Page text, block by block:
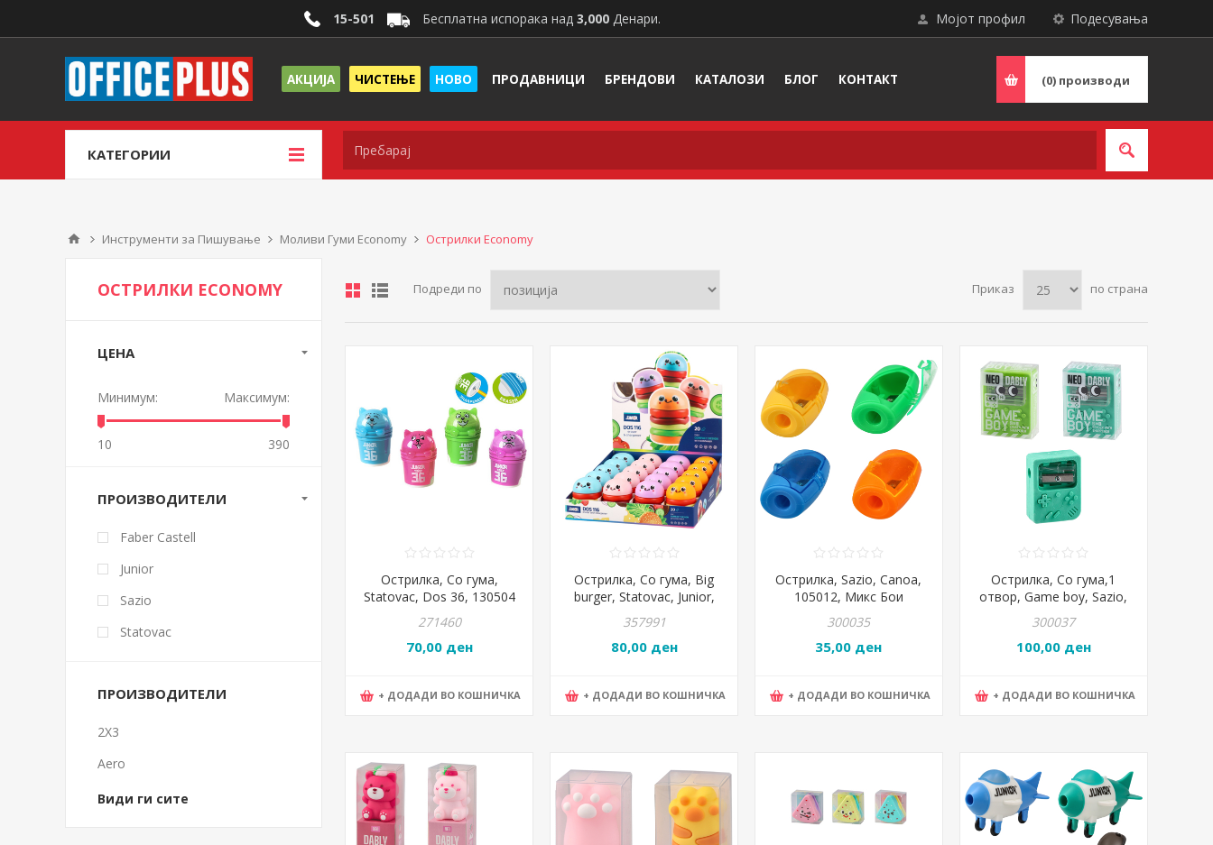
Подесувања
Мојот профил
15-501 Бесплатна испорака над 3,000 Денари.
АКЦИЈА ЧИСТЕЊЕ НОВО ПРОДАВНИЦИ БРЕНДОВИ КАТАЛОЗИ БЛОГ КОНТАКТ (0) производи
КАТЕГОРИИ
Инструменти за Пишување Моливи Гуми Economy Острилки Economy
Подреди по Приказ по страна
Острилка, Со гума,
Statovac, Dos 36, 130504
271460
70,00 ден
+ ДОДАДИ ВО КОШНИЧКА
Острилка, Со гума, Big
burger, Statovac, Junior,
Dos 116, 130509, Микс
бои
357991
80,00 ден
+ ДОДАДИ ВО КОШНИЧКА
Острилка, Sazio, Canoa,
105012, Микс Бои
300035
35,00 ден
+ ДОДАДИ ВО КОШНИЧКА
Острилка, Со гума,1
отвор, Game boy, Sazio,
Dably, 105007
300037
100,00 ден
+ ДОДАДИ ВО КОШНИЧКА
ОСТРИЛКИ ECONOMY
ЦЕНА
Минимум: Максимум:
10 390
ПРОИЗВОДИТЕЛИ
Faber Castell
Junior
Sazio
Statovac
ПРОИЗВОДИТЕЛИ
2X3
Aero
Види ги сите